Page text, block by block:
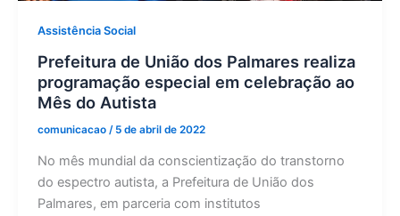
Assistência Social
Prefeitura de União dos Palmares realiza
programação especial em celebração ao
Mês do Autista
comunicacao / 5 de abril de 2022
No mês mundial da conscientização do transtorno
do espectro autista, a Prefeitura de União dos
Palmares, em parceria com institutos